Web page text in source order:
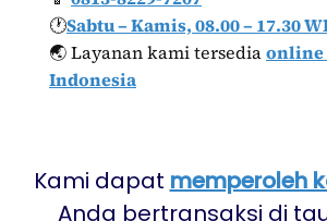
🕐Sabtu – Kamis, 08.00 – 17.30
🌏 Layanan kami tersediaonline
Indonesia
Kami dapat memperoleh
Anda bertransaksi di